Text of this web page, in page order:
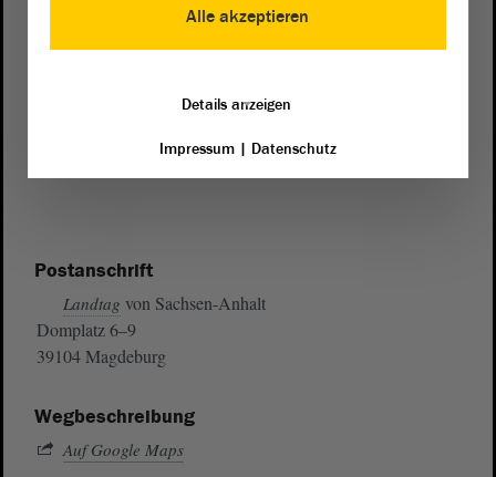
Postanschrift
Landtag von Sachsen-Anhalt
Domplatz 6–9
39104 Magdeburg
Wegbeschreibung
Auf Google Maps
Alle akzeptieren
Details anzeigen
Impressum| Datenschutz